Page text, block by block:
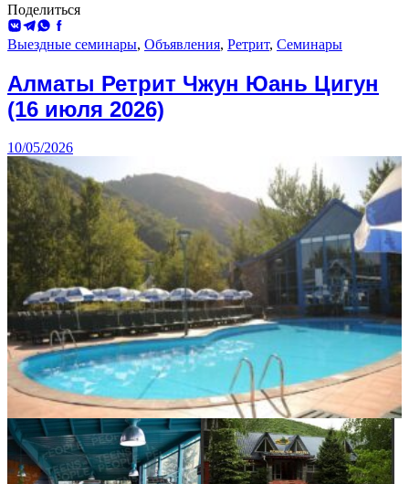
Поделиться
ВКонтакте
Telegram
WhatsApp
Facebook
Выездные семинары, Объявления, Ретрит, Семинары
Алматы Ретрит Чжун Юань Цигун
(16 июля 2026)
10/05/2026